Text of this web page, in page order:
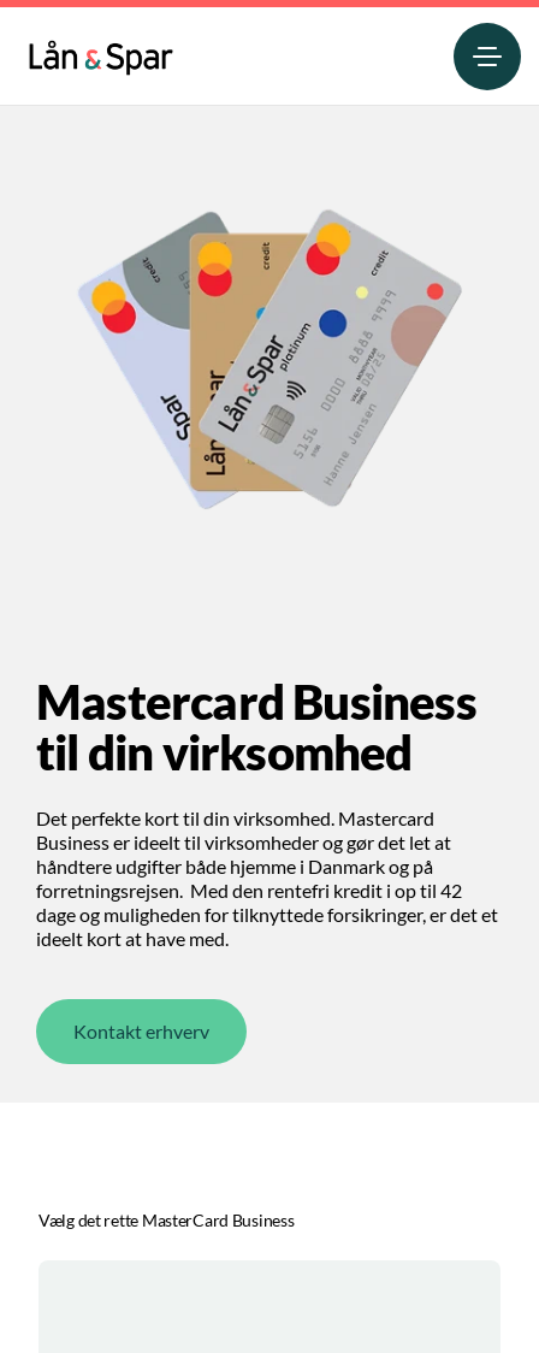
Mastercard Business
til din virksomhed
Det perfekte kort til din virksomhed. Mastercard
Business er ideelt til virksomheder og gør det let at
håndtere udgifter både hjemme i Danmark og på
forretningsrejsen. Med den rentefri kredit i op til 42
dage og muligheden for tilknyttede forsikringer, er det et
ideelt kort at have med.
Kontakt erhverv
Vælg det rette MasterCard Business